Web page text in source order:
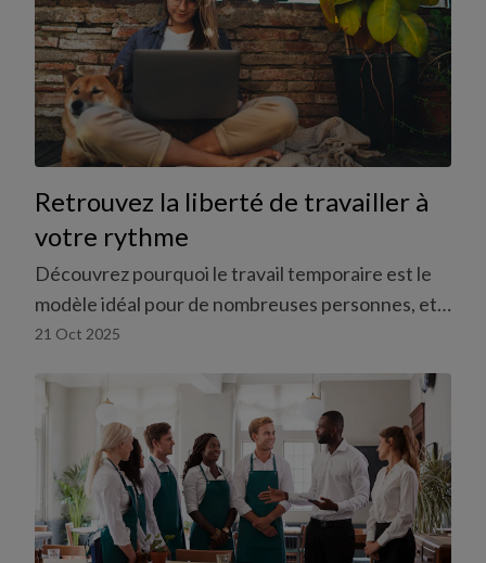
Retrouvez la liberté de travailler à
votre rythme
Découvrez pourquoi le travail temporaire est le
modèle idéal pour de nombreuses personnes, et
comment vous pouvez vous lancer facilement et
21 Oct 2025